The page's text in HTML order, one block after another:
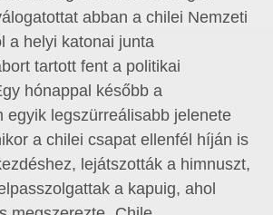
abban a chilei Nemzeti
a helyi katonai junta
tartott fent a politikai
hónappal később a
egyik legszürreálisabb jelenete
a chilei csapat ellenfél híján is
lejátszották a himnuszt,
a kapuig, ahol